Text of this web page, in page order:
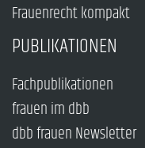
Frauenrecht kompakt
PUBLIKATIONEN
Fachpublikationen
frauen im dbb
dbb frauen Newsletter